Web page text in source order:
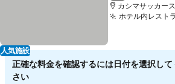
人気施設
カシマサッカー
ホテル内レスト
正確な料金を確認するには日付を選択して
さい